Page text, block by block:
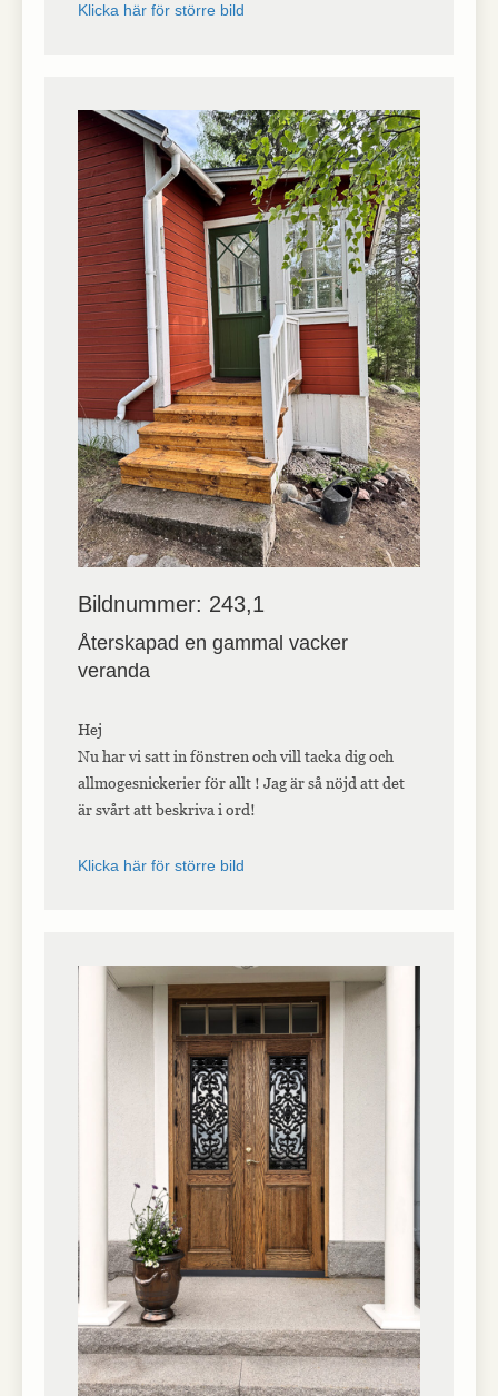
Klicka här för större bild
Bildnummer: 243,1
Återskapad en gammal vacker
veranda
Hej
Nu har vi satt in fönstren och vill tacka dig och
allmogesnickerier för allt ! Jag är så nöjd att det
är svårt att beskriva i ord!
Klicka här för större bild
cookies är
webbplatsen
fungerar inte
på det avsedda
sättet utan
dem. Dessa
cookies lagrar
inga personligt
identifierbara
uppgifter.
Statistik
Statistik-cookies
används för att
förstå hur besökare
interagerar med
webbplatsen. Dessa
cookies hjälper till
att ge information
om mätvärden,
antal besökare,
avvisningsfrekvens,
trafikkälla etc.
Upplevelse
Upplevelse-cookies
används för att
förstå och
prestandaindexen
som hjälper till att
leverera en bättre
användarupplevelse
för besökarna. Om
cookies kommer
Marknadsföring
Marknadsförings-
annonskampanjen.